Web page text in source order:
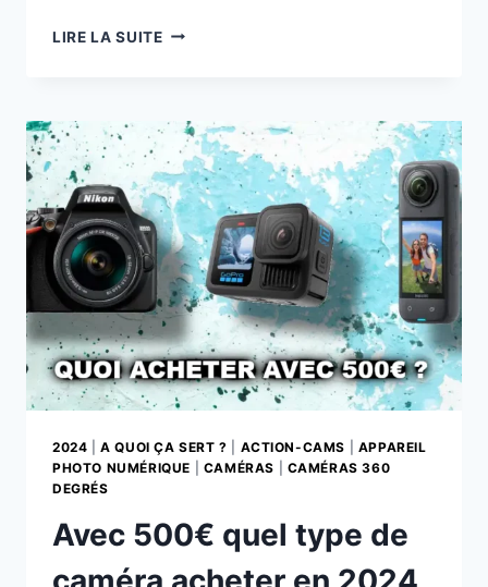
LIRE LA SUITEBATTERIES
DÉCHARGE
RAPIDE
ET
ADAPTATION
2024 |A QUOI ÇA SERT ? ACTION-CAMS
APPAREIL
PHOTO NUMÉRIQUE
CAMÉRAS
CAMÉRAS 360
DEGRÉS
Avec 500€ quel type de